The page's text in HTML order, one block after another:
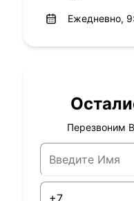
Ежедневно,
Перезвоним